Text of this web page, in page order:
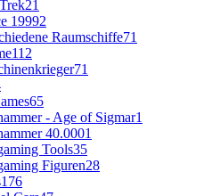
21
19992
Raumschiffe71
112
71
65
- Age of Sigmar1
40.0001
Tools35
Figuren28
176